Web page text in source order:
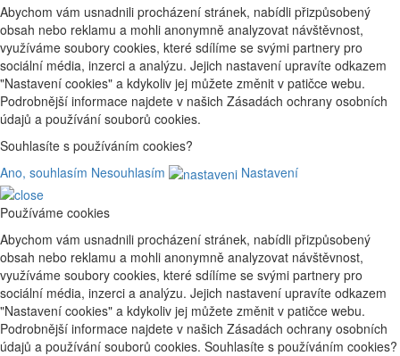
Abychom vám usnadnili procházení stránek, nabídli přizpůsobený
obsah nebo reklamu a mohli anonymně analyzovat návštěvnost,
využíváme soubory cookies, které sdílíme se svými partnery pro
sociální média, inzerci a analýzu. Jejich nastavení upravíte odkazem
"Nastavení cookies" a kdykoliv jej můžete změnit v patičce webu.
Podrobnější informace najdete v našich Zásadách ochrany osobních
údajů a používání souborů cookies.
Souhlasíte s používáním cookies?
Ano, souhlasím Nesouhlasím Nastavení
Používáme cookies
Abychom vám usnadnili procházení stránek, nabídli přizpůsobený
obsah nebo reklamu a mohli anonymně analyzovat návštěvnost,
využíváme soubory cookies, které sdílíme se svými partnery pro
sociální média, inzerci a analýzu. Jejich nastavení upravíte odkazem
"Nastavení cookies" a kdykoliv jej můžete změnit v patičce webu.
Podrobnější informace najdete v našich Zásadách ochrany osobních
údajů a používání souborů cookies. Souhlasíte s používáním cookies?